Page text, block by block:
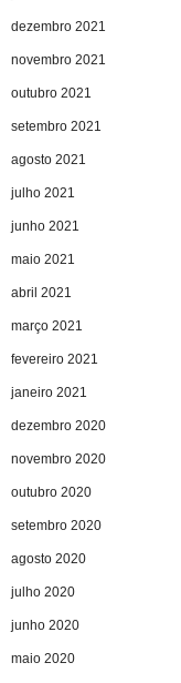
dezembro 2021
novembro 2021
outubro 2021
setembro 2021
agosto 2021
julho 2021
junho 2021
maio 2021
abril 2021
março 2021
fevereiro 2021
janeiro 2021
dezembro 2020
novembro 2020
outubro 2020
setembro 2020
agosto 2020
julho 2020
junho 2020
maio 2020